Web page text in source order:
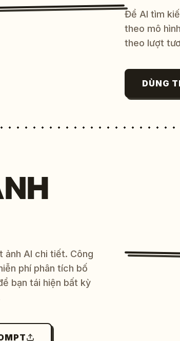
Để AI tìm
theo mô
theo lượt
DÙNG
ảnh AI chi tiết. Công
phí phân tích bố
bạn tái hiện bất kỳ